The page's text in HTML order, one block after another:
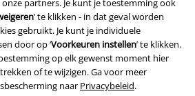
partners. Je kunt je toestemming ook
’ te klikken - in dat geval worden
gebruikt. Je kunt je individuele
door op ‘Voorkeuren instellen’ te klikken.
op elk gewenst moment hier
of te wijzigen. Ga voor meer
naar Privacybeleid.